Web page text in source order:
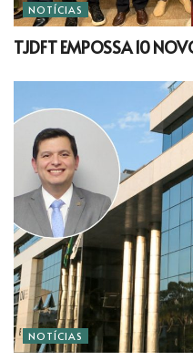
NOTÍCIAS
TJDFT EMPOSSA 10
NOTÍCIAS